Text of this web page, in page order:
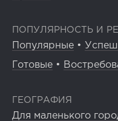
ПОПУЛЯРНОСТЬ И
Популярные •
Готовые •
ГЕОГРАФИЯ
Для маленького